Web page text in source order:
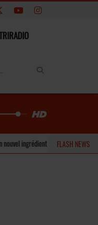
FLASH NEWS
à base d’inuline pour les